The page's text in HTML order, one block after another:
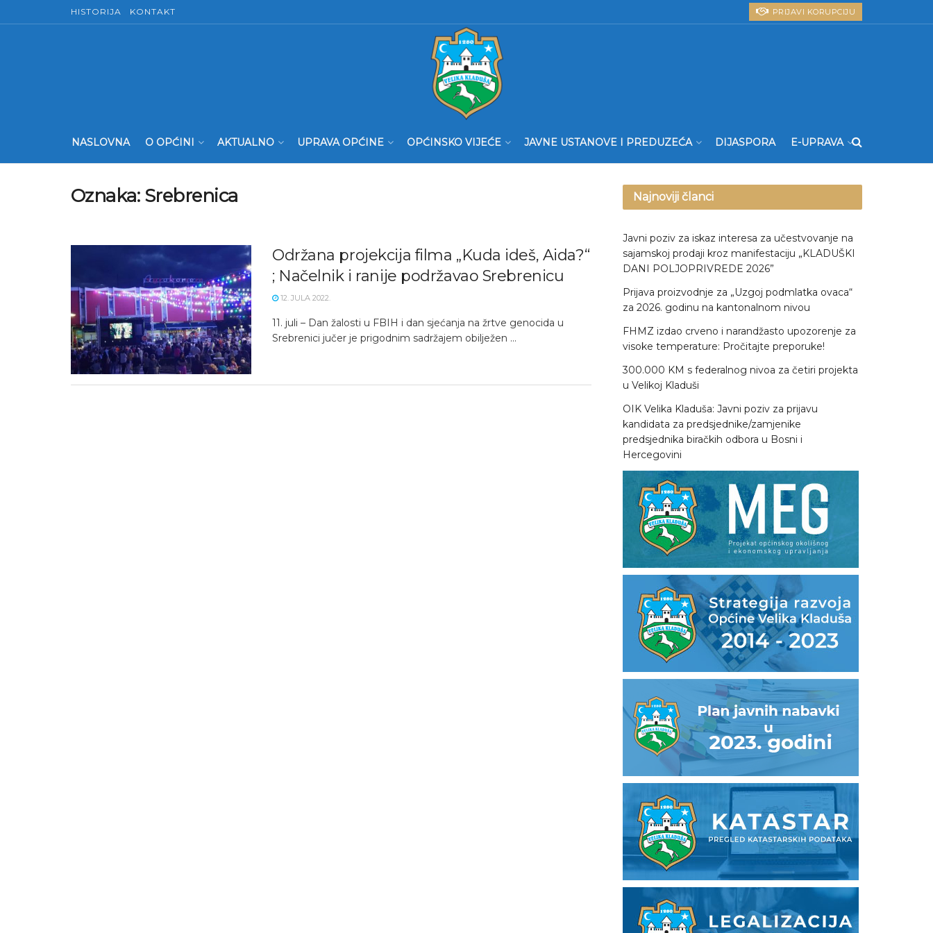
HISTORIJA KONTAKT PRIJAVI KORUPCIJU
NASLOVNA O OPĆINI AKTUALNO UPRAVA OPĆINE OPĆINSKO VIJEĆE JAVNE USTANOVE I PREDUZEĆA DIJASPORA E-UPRAVA
Oznaka: Srebrenica
Održana projekcija filma „Kuda ideš, Aida?“
; Načelnik i ranije podržavao Srebrenicu
12. JULA 2022.
11. juli – Dan žalosti u FBIH i dan sjećanja na žrtve genocida u
Srebrenici jučer je prigodnim sadržajem obilježen ...
Najnoviji članci
Javni poziv za iskaz interesa za učestvovanje na
sajamskoj prodaji kroz manifestaciju „KLADUŠKI
DANI POLJOPRIVREDE 2026”
Prijava proizvodnje za „Uzgoj podmlatka ovaca“
za 2026. godinu na kantonalnom nivou
FHMZ izdao crveno i narandžasto upozorenje za
visoke temperature: Pročitajte preporuke!
300.000 KM s federalnog nivoa za četiri projekta
u Velikoj Kladuši
OIK Velika Kladuša: Javni poziv za prijavu
kandidata za predsjednike/zamjenike
predsjednika biračkih odbora u Bosni i
Hercegovini